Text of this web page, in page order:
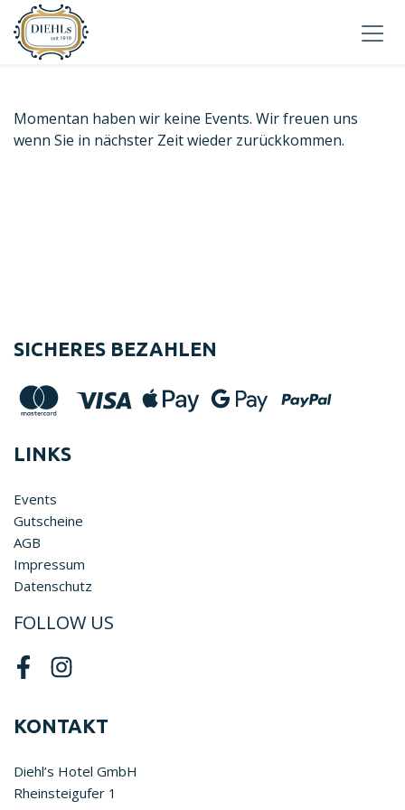
Momentan haben wir keine Events. Wir freuen uns
wenn Sie in nächster Zeit wieder zurückkommen.
SICHERES BEZAHLEN
LINKS
Events
Gutscheine
AGB
Impressum
Datenschutz
FOLLOW US
FacebookInstagram
KONTAKT
Diehl’s Hotel GmbH
Rheinsteigufer 1